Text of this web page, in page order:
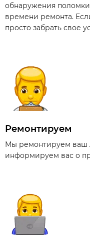
обнаружения
времени ремонта.
просто забрать свое
Ремонтируем
Мы ремонтируем ваш
информируем вас о